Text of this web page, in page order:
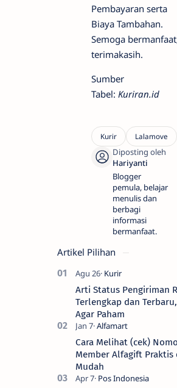
Pembayaran serta
Biaya Tambahan.
Semoga
terimakasih.
Sumber
Tabel: Kuriran.id
Blogger
pemula, belajar
menulis dan
berbagi
informasi
bermanfaat.
Artikel Pilihan
Arti Status Pengiriman
Terlengkap dan
Agar Paham
Cara Melihat (cek)
Member Alfagift Praktis
Mudah